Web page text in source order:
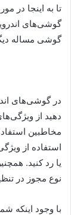
تا به اینجا در
گوشی‌های
گوشی مساله
در گوشی‌های
دهید از
مخاطبین
استفاده از
یا رد کنید.
نوع مجوز در
با وجود اینکه